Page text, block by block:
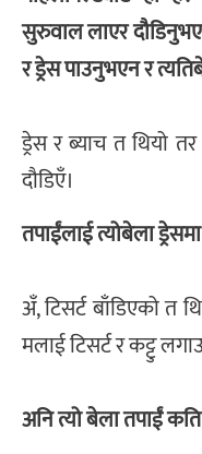
सुरुवाल लाएर
र ड्रेस पाउनुभएन र
ड्रेस र ब्याच त थियो
दौडिएँ।
तपाईंलाई त्योबेला
अँ, टिसर्ट बाँडिएको त
मलाई टिसर्ट र कट्टु
अनि त्यो बेला तपाईं